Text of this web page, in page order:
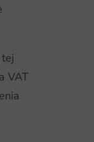
VAT